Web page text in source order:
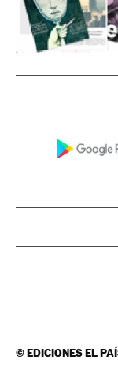
©EDICIONES EL